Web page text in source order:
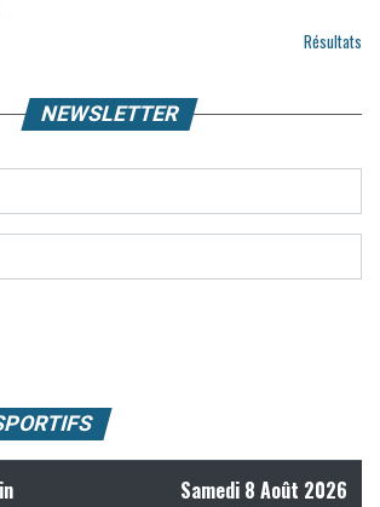
Résultats
NEWSLETTER
Samedi 8 Août 2026